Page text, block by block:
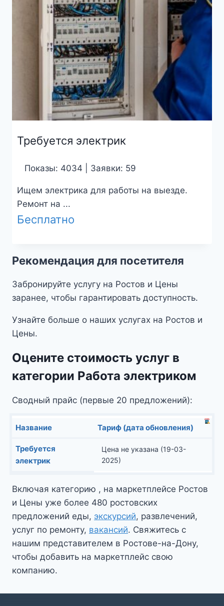
Требуется электрик
Показы: 4034 | Заявки: 59
Ищем электрика для работы на выезде.
Ремонт на ...
Бесплатно
Рекомендация для посетителя
Забронируйте услугу на Ростов и Цены
заранее, чтобы гарантировать доступность.
Узнайте больше о наших услугах на Ростов и
Цены.
Оцените стоимость услуг в
категории Работа электриком
Сводный прайс (первые 20 предложений):
Название Тариф (дата обновления)
Требуется
электрик
Цена не указана (19-03-
2025)
Включая категорию , на маркетплейсе Ростов
и Цены уже более 480 ростовских
предложений еды, экскурсий, развлечений,
услуг по ремонту, вакансий. Свяжитесь с
нашим представителем в Ростове-на-Дону,
чтобы добавить на маркетплейс свою
компанию.